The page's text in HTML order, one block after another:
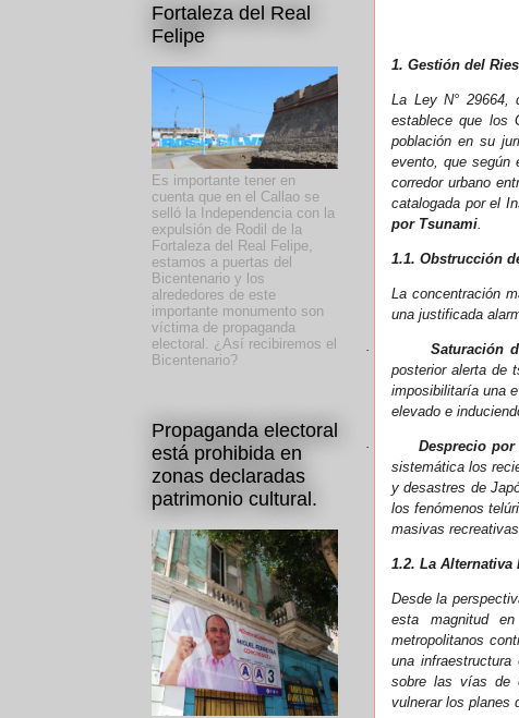
1. Gestión del
La Ley N° 29664,
establece que los
población en su
evento, que según
corredor urbano
catalogada por el
por Tsunami
1.1. Obstrucción
La concentración
una justificada
· Saturación
posterior alerta de
imposibilitaría una
elevado e
· Desprecio
sistemática los
y desastres de
los fenómenos
masivas
1.2. La Alternativa
Desde la
esta magnitud
metropolitanos
una
sobre las vías de
vulnerar los planes
Fortaleza del Real
Felipe
Es importante tener en
cuenta que en el Callao se
selló la Independencia con la
expulsión de Rodil de la
Fortaleza del Real Felipe,
estamos a puertas del
Bicentenario y los
alrededores de este
importante monumento son
víctima de propaganda
electoral. ¿Así recibiremos el
Bicentenario?
Propaganda electoral
está prohibida en
zonas declaradas
patrimonio cultural.